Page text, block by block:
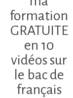
formation
GRATUITE
en 10
vidéos sur
le bac de
français